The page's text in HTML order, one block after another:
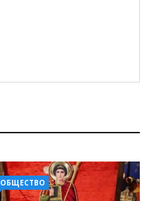
ОБЩЕСТВО